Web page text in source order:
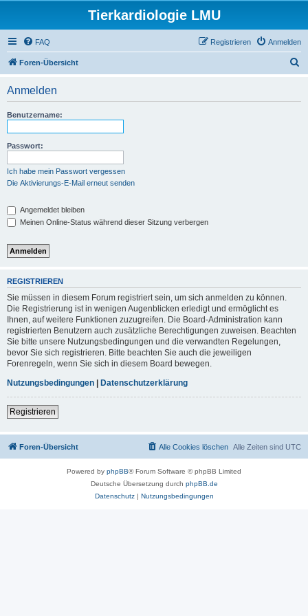
Tierkardiologie LMU
FAQ Anmelden
Registrieren
Foren-Übersicht
Anmelden
Benutzername:
Passwort:
Ich habe mein Passwort vergessen
Die Aktivierungs-E-Mail erneut senden
Angemeldet bleiben
Meinen Online-Status während dieser Sitzung verbergen
REGISTRIEREN
Sie müssen in diesem Forum registriert sein, um sich anmelden zu können.
Die Registrierung ist in wenigen Augenblicken erledigt und ermöglicht es
Ihnen, auf weitere Funktionen zuzugreifen. Die Board-Administration kann
registrierten Benutzern auch zusätzliche Berechtigungen zuweisen. Beachten
Sie bitte unsere Nutzungsbedingungen und die verwandten Regelungen,
bevor Sie sich registrieren. Bitte beachten Sie auch die jeweiligen
Forenregeln, wenn Sie sich in diesem Board bewegen.
Nutzungsbedingungen | Datenschutzerklärung
Registrieren
Foren-Übersicht Alle Zeiten sind UTC
Alle Cookies löschen
Powered by phpBB® Forum Software © phpBB Limited
Deutsche Übersetzung durch phpBB.de
Datenschutz| Nutzungsbedingungen